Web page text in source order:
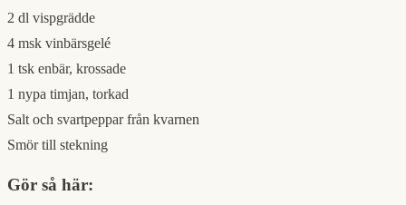
2 dl vispgrädde
4 msk vinbärsgelé
1 tsk enbär, krossade
1 nypa timjan, torkad
Salt och svartpeppar från kvarnen
Smör till stekning
Gör så här: